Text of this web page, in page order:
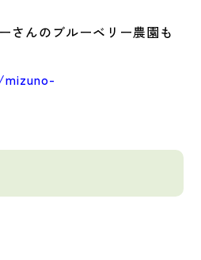
さんのブルーベリー農園も